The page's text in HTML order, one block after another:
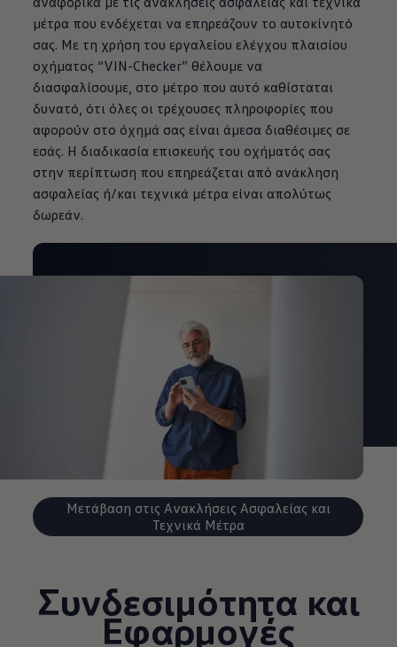
μέτρα που ενδέχεται να επηρεάζουν το αυτοκίνητό
σας. Με τη χρήση του εργαλείου ελέγχου πλαισίου
οχήματος “VIN-Checker” θέλουμε να
διασφαλίσουμε, στο μέτρο που αυτό καθίσταται
δυνατό, ότι όλες οι τρέχουσες πληροφορίες που
αφορούν στο όχημά σας είναι άμεσα διαθέσιμες σε
εσάς. H διαδικασία επισκευής του οχήματός σας
στην περίπτωση που επηρεάζεται από ανάκληση
ασφαλείας ή/και τεχνικά μέτρα είναι απολύτως
δωρεάν.
Μετάβαση στις Ανακλήσεις Ασφαλείας και
Τεχνικά Μέτρα
Συνδεσιμότητα και
Εφαρμογές